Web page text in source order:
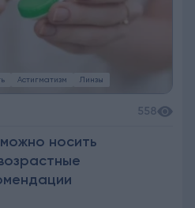
Астигматизм Линзы
558
носить